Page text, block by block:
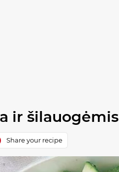
ir šilauogėmis
Share your recipe